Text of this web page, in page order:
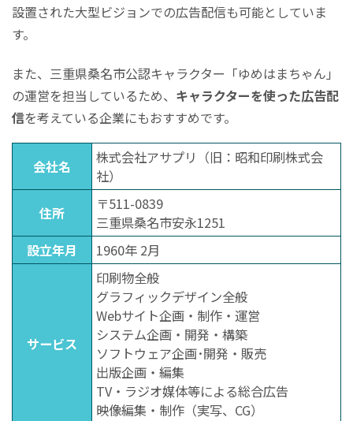
設置された大型ビジョンでの広告配信も可能としていま
す。
また、三重県桑名市公認キャラクター「ゆめはまちゃん」
の運営を担当しているため、 キャラクターを使った広告配
信を考えている企業にもおすすめです。
会社名
株式会社アサプリ（旧：昭和印刷株式会
社）
住所
〒511-0839
三重県桑名市安永1251
設立年月
1960年 2月
サービス
印刷物全般
グラフィックデザイン全般
Webサイト企画・制作・運営
システム企画・開発・構築
ソフトウェア企画･開発・販売
出版企画・編集
TV・ラジオ媒体等による総合広告
映像編集・制作（実写、CG）